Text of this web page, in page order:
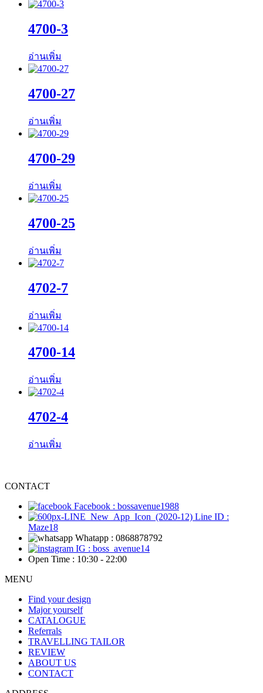
4700-3
อ่านเพิ่ม
4700-27
อ่านเพิ่ม
4700-29
อ่านเพิ่ม
4700-25
อ่านเพิ่ม
4702-7
อ่านเพิ่ม
4700-14
อ่านเพิ่ม
4702-4
อ่านเพิ่ม
CONTACT
Facebook : bossavenue1988
Line ID :
Maze18
Whatapp : 0868878792
IG : boss_avenue14
Open Time : 10:30 - 22:00
MENU
Find your design
Major yourself
CATALOGUE
Referrals
TRAVELLING TAILOR
REVIEW
ABOUT US
CONTACT